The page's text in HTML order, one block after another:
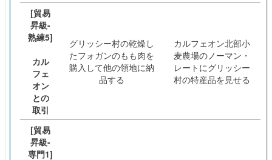
[貿易
昇級-
熟練5]
カル
フェ
オン
との
取引
グリッシー村の乾燥し
たフォガンのもも肉を
購入して他の領地に納
品する
カルフェオン北部小
麦農場のノーマン・
レートにグリッシー
村の特産品を見せる
[貿易
昇級-
専門1]